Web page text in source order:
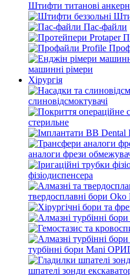
Штифти титанові
Пас-файли
машинні рімери
Хірургія
слиновідсмоктувачі
стерильне
аналоги фрези
фізіодиспенсера
твердосплавні бори Oko
турбінні бори Mani
шпателі зонди